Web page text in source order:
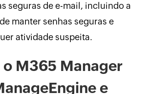
seguras de e-mail, incluindo a
manter senhas seguras e
atividade suspeita.
o M365 Manager
e